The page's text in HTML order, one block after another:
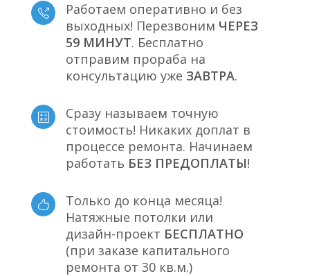
Работаем оперативно и без
выходных! Перезвоним ЧЕРЕЗ
59 МИНУТ. Бесплатно
отправим прораба на
консультацию уже ЗАВТРА.
Сразу называем точную
стоимость! Никаких доплат в
процессе ремонта. Начинаем
работать БЕЗ ПРЕДОПЛАТЫ!
Только до конца месяца!
Натяжные потолки или
дизайн-проект БЕСПЛАТНО
(при заказе капитального
ремонта от 30 кв.м.)